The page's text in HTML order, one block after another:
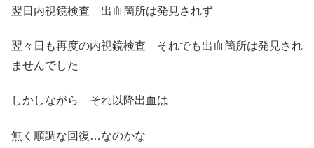
翌日内視鏡検査 出血箇所は発見されず
翌々日も再度の内視鏡検査 それでも出血箇所は発見され
ませんでした
しかしながら それ以降出血は
無く順調な回復…なのかな